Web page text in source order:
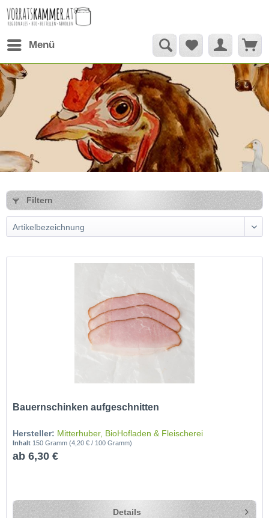
Menü
Filtern
Bauernschinken aufgeschnitten
Hersteller: Mitterhuber, BioHofladen & Fleischerei
Inhalt 150 Gramm(4,20 € / 100 Gramm)
ab 6,30 €
Details